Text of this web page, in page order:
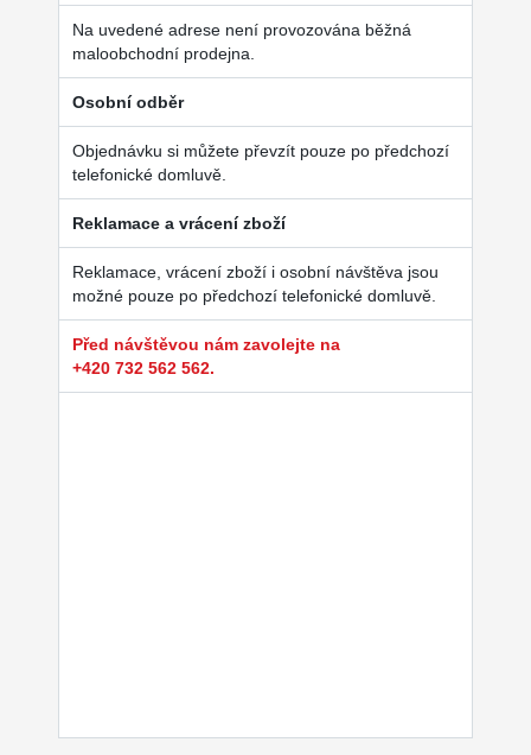
Na uvedené adrese není provozována běžná
maloobchodní prodejna.
Osobní odběr
Objednávku si můžete převzít pouze po předchozí
telefonické domluvě.
Reklamace a vrácení zboží
Reklamace, vrácení zboží i osobní návštěva jsou
možné pouze po předchozí telefonické domluvě.
Před návštěvou nám zavolejte na
+420 732 562 562.